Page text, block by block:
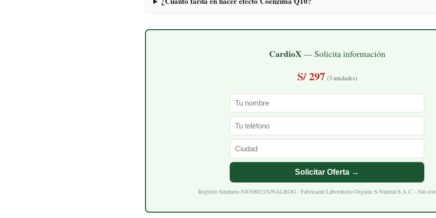
CardioX— Solicita información
S/ 297 (3 unidades)
Solicitar Oferta →
Registro Sanitario N8308021N/NALBOG · Fabricante Laboratorio Organic S Natural S.A.C. · Sin